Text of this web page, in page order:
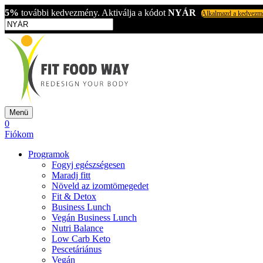
5% további kedvezmény. Aktiválja a kódot NYÁR Alkalmazd a
Menü
0
Fiókom
Programok
Fogyj egészségesen
Maradj fitt
Növeld az izomtömegedet
Fit & Detox
Business Lunch
Vegán Business Lunch
Nutri Balance
Low Carb Keto
Pescetáriánus
Vegán